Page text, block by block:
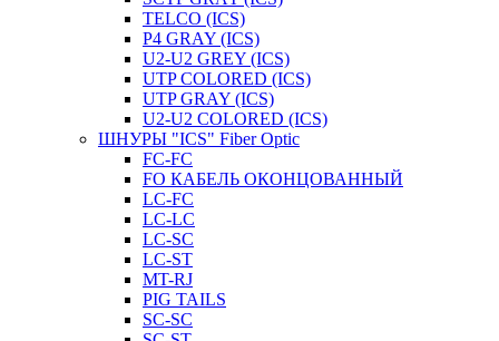
TELCO (ICS)
P4 GRAY (ICS)
U2-U2 GREY (ICS)
UTP COLORED (ICS)
UTP GRAY (ICS)
U2-U2 COLORED (ICS)
ШНУРЫ "ICS" Fiber Optic
FC-FC
FO КАБЕЛЬ ОКОНЦОВАННЫЙ
LC-FC
LC-LC
LC-SC
LС-ST
MT-RJ
PIG TAILS
SC-SC